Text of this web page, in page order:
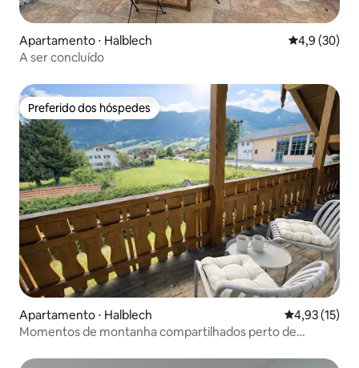
Apartamento ⋅ Halblech 4,9 de uma
4,9 (30)
A ser concluído
Preferido dos hóspedes
Preferido dos hóspedes
Apartamento ⋅ Halblech 4,93 de uma
4,93 (15)
Momentos de montanha compartilhados perto de